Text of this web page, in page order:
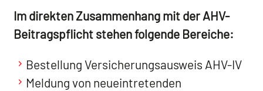
Im direkten Zusammenhang mit der AHV-
Beitragspflicht stehen folgende Bereiche:
Bestellung Versicherungsausweis AHV-IV
Meldung von neueintretenden